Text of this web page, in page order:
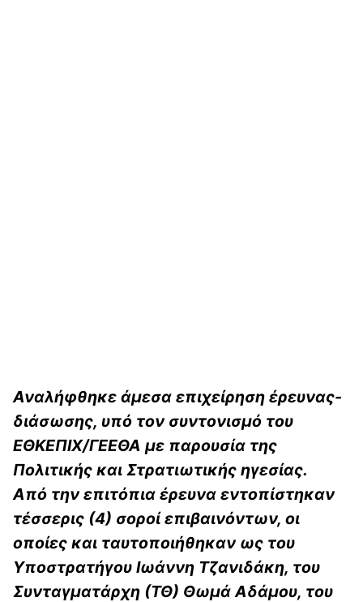
Αναλήφθηκε άμεσα επιχείρηση έρευνας-
διάσωσης, υπό τον συντονισμό του
ΕΘΚΕΠΙΧ/ΓΕΕΘΑ με παρουσία της
Πολιτικής και Στρατιωτικής ηγεσίας.
Από την επιτόπια έρευνα εντοπίστηκαν
τέσσερις (4) σοροί επιβαινόντων, οι
οποίες και ταυτοποιήθηκαν ως του
Υποστρατήγου Ιωάννη Τζανιδάκη, του
Συνταγματάρχη (ΤΘ) Θωμά Αδάμου, του